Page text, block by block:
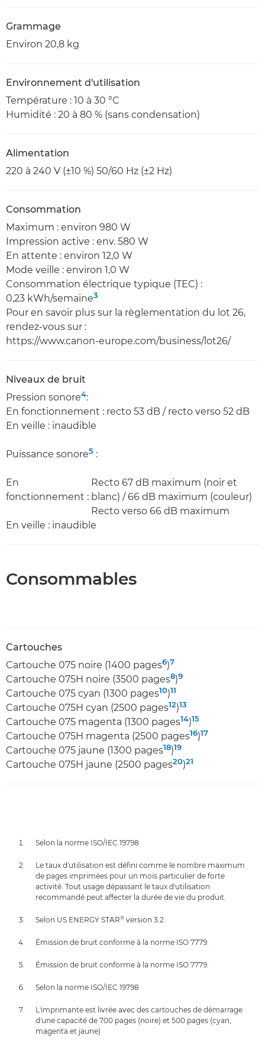
Grammage
Environ 20,8 kg
Environnement d'utilisation
Température : 10 à 30 °C
Humidité : 20 à 80 % (sans condensation)
Alimentation
220 à 240 V (±10 %) 50/60 Hz (±2 Hz)
Consommation
Maximum : environ 980 W
Impression active : env. 580 W
En attente : environ 12,0 W
Mode veille : environ 1,0 W
Consommation électrique typique (TEC) :
0,23 kWh/semaine3
Pour en savoir plus sur la règlementation du lot 26,
rendez-vous sur :
https://www.canon-europe.com/business/lot26/
Niveaux de bruit
Pression sonore4:
En fonctionnement : recto 53 dB / recto verso 52 dB
En veille : inaudible
Puissance sonore5 :
En
fonctionnement :
Recto 67 dB maximum (noir et
blanc) / 66 dB maximum (couleur)
Recto verso 66 dB maximum
En veille : inaudible
Consommables
Cartouches
Cartouche 075 noire (1400 pages6)7
Cartouche 075H noire (3500 pages8)9
Cartouche 075 cyan (1300 pages10)11
Cartouche 075H cyan (2500 pages12)13
Cartouche 075 magenta (1300 pages14)15
Cartouche 075H magenta (2500 pages16)17
Cartouche 075 jaune (1300 pages18)19
Cartouche 075H jaune (2500 pages20)21
Selon la norme ISO/IEC 19798
Le taux d'utilisation est défini comme le nombre maximum
de pages imprimées pour un mois particulier de forte
activité. Tout usage dépassant le taux d'utilisation
recommandé peut affecter la durée de vie du produit.
Selon US ENERGY STAR® version 3.2.
Émission de bruit conforme à la norme ISO 7779.
Émission de bruit conforme à la norme ISO 7779.
Selon la norme ISO/IEC 19798
L'imprimante est livrée avec des cartouches de démarrage
d'une capacité de 700 pages (noire) et 500 pages (cyan,
magenta et jaune)